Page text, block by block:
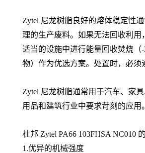
Zytel 尼龙树脂良好的熔体稳定性
理的生产废料。如果无法回收利用
适当的设施中进行能量回收焚烧（-
物）作为优选方案。处置时，必须
Zytel 尼龙树脂通常用于汽车、家
用品和建筑行业中要求苛刻的应用。
杜邦 Zytel PA66 103FHSA NC010 的
1.优异的机械强度